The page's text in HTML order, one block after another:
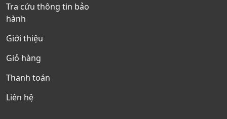
Tra cứu thông tin bảo
hành
Giới thiệu
Giỏ hàng
Thanh toán
Liên hệ